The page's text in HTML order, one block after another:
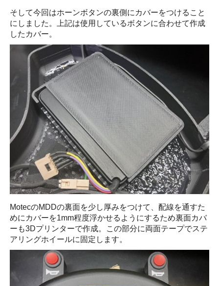
そして今回はホーンボタンの裏側にカバーをつけること
にしました。上記は使用しているボタンに合わせて作成
したカバー。
MotecのMDDの裏面を少し厚みをつけて、配線を通すた
めにカバーを1mm程度浮かせるようにするため裏面カバ
ーも3Dプリンターで作成。この部分に両面テープでステ
アリングホイールに固定します。